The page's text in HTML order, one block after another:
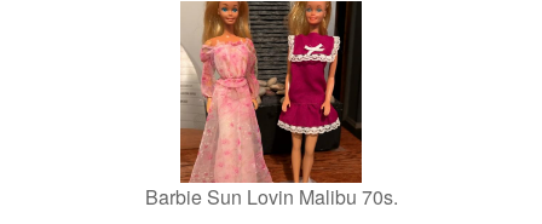
Barbie Sun Lovin Malibu 70s.